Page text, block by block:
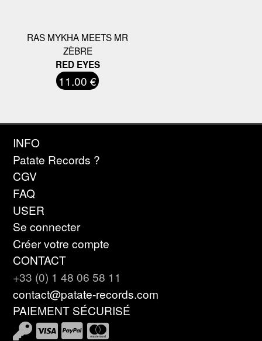
RAS MYKHA MEETS MR
ZÈBRE
RED EYES
11.00 €
INFO
Patate Records ?
CGV
FAQ
USER
Se connecter
Créer votre compte
CONTACT
+33 (0) 1 48 06 58 11
contact@patate-records.com
PAIEMENT SÉCURISÉ